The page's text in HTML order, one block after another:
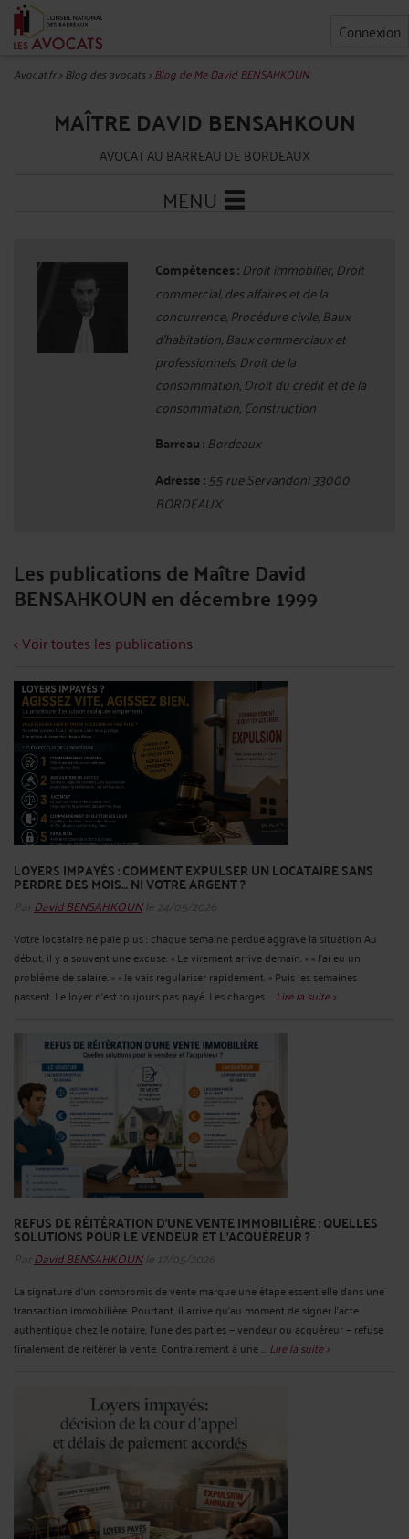
Connexion
Avocat.fr>Blog des avocats>Blog de Me David BENSAHKOUN
MAÎTRE DAVID BENSAHKOUN
AVOCAT AU BARREAU DE BORDEAUX
MENU
Compétences : Droit immobilier, Droit
commercial, des affaires et de la
concurrence, Procédure civile, Baux
d'habitation, Baux commerciaux et
professionnels, Droit de la
consommation, Droit du crédit et de la
consommation, Construction
Barreau : Bordeaux
Adresse :55 rue Servandoni 33000
BORDEAUX
Les publications de Maître David
BENSAHKOUN en décembre 1999
< Voir toutes les publications
LOYERS IMPAYÉS : COMMENT EXPULSER UN LOCATAIRE SANS
PERDRE DES MOIS… NI VOTRE ARGENT ?
Par David BENSAHKOUNle 24/05/2026
Votre locataire ne paie plus : chaque semaine perdue aggrave la situation Au
début, il y a souvent une excuse. « Le virement arrive demain. » « J’ai eu un
problème de salaire. » « Je vais régulariser rapidement. » Puis les semaines
passent. Le loyer n’est toujours pas payé. Les charges ... Lire la suite >
REFUS DE RÉITÉRATION D’UNE VENTE IMMOBILIÈRE : QUELLES
SOLUTIONS POUR LE VENDEUR ET L’ACQUÉREUR ?
Par David BENSAHKOUNle 17/05/2026
La signature d’un compromis de vente marque une étape essentielle dans une
transaction immobilière. Pourtant, il arrive qu’au moment de signer l’acte
authentique chez le notaire, l’une des parties — vendeur ou acquéreur — refuse
finalement de réitérer la vente. Contrairement à une ... Lire la suite >